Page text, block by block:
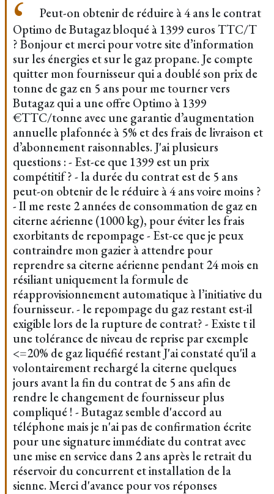
Peut-on obtenir de réduire à 4 ans le contrat
Optimo de Butagaz bloqué à 1399 euros TTC/T
? Bonjour et merci pour votre site d’information
sur les énergies et sur le gaz propane. Je compte
quitter mon fournisseur qui a doublé son prix de
tonne de gaz en 5 ans pour me tourner vers
Butagaz qui a une offre Optimo à 1399
€TTC/tonne avec une garantie d’augmentation
annuelle plafonnée à 5% et des frais de livraison et
d’abonnement raisonnables. J'ai plusieurs
questions : - Est-ce que 1399 est un prix
compétitif ? - la durée du contrat est de 5 ans
peut-on obtenir de le réduire à 4 ans voire moins ?
- Il me reste 2 années de consommation de gaz en
citerne aérienne (1000 kg), pour éviter les frais
exorbitants de repompage - Est-ce que je peux
contraindre mon gazier à attendre pour
reprendre sa citerne aérienne pendant 24 mois en
résiliant uniquement la formule de
réapprovisionnement automatique à l’initiative du
fournisseur. - le repompage du gaz restant est-il
exigible lors de la rupture de contrat? - Existe t il
une tolérance de niveau de reprise par exemple
<=20% de gaz liquéfié restant J'ai constaté qu'il a
volontairement rechargé la citerne quelques
jours avant la fin du contrat de 5 ans afin de
rendre le changement de fournisseur plus
compliqué ! - Butagaz semble d'accord au
téléphone mais je n'ai pas de confirmation écrite
pour une signature immédiate du contrat avec
une mise en service dans 2 ans après le retrait du
réservoir du concurrent et installation de la
sienne. Merci d'avance pour vos réponses